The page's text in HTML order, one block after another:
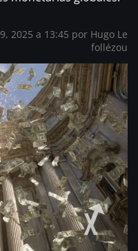
2025 a 13:45 por Hugo Le
follézou